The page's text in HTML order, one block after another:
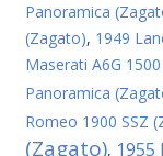
Panoramica
(Zagato), 1949
Maserati A6G
Panoramica
Romeo 1900 SSZ
(Zagato), 1955